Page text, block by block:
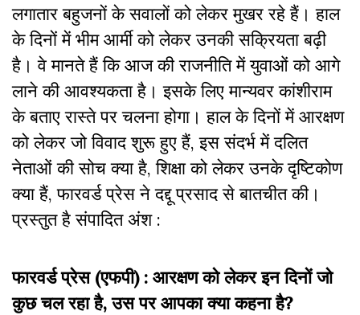
लगातार बहुजनों के सवालों को लेकर मुखर रहे हैं। हाल
के दिनों में भीम आर्मी को लेकर उनकी सक्रियता बढ़ी
है। वे मानते हैं कि आज की राजनीति में युवाओं को आगे
लाने की आवश्यकता है। इसके लिए मान्यवर कांशीराम
के बताए रास्ते पर चलना होगा। हाल के दिनों में आरक्षण
को लेकर जो विवाद शुरू हुए हैं, इस संदर्भ में दलित
नेताओं की सोच क्या है, शिक्षा को लेकर उनके दृष्टिकोण
क्या हैं, फारवर्ड प्रेस ने दद्दू प्रसाद से बातचीत की।
प्रस्तुत है संपादित अंश :
फारवर्ड प्रेस (एफपी) : आरक्षण को लेकर इन दिनों जो
कुछ चल रहा है, उस पर आपका क्या कहना है?